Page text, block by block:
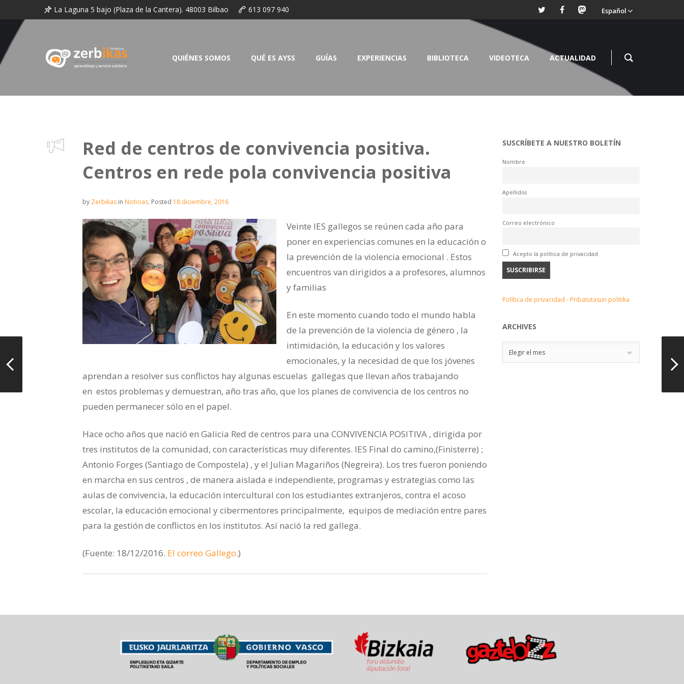
La Laguna 5 bajo (Plaza de la Cantera). 48003 Bilbao 613 097 940 Español
QUIÉNES SOMOS QUÉ ES AYSS GUÍAS EXPERIENCIAS BIBLIOTECA VIDEOTECA ACTUALIDAD
Red de centros de convivencia positiva.
Centros en rede pola convivencia positiva
by Zerbikas in Noticias. Posted 18 diciembre, 2016
Veinte IES gallegos se reúnen cada año para
poner en experiencias comunes en la educación o
la prevención de la violencia emocional . Estos
encuentros van dirigidos a a profesores, alumnos
y familias
En este momento cuando todo el mundo habla
de la prevención de la violencia de género , la
intimidación, la educación y los valores
emocionales, y la necesidad de que los jóvenes
aprendan a resolver sus conflictos hay algunas escuelas gallegas que llevan años trabajando
en estos problemas y demuestran, año tras año, que los planes de convivencia de los centros no
pueden permanecer sólo en el papel.
Hace ocho años que nació en Galicia Red de centros para una CONVIVENCIA POSITIVA , dirigida por
tres institutos de la comunidad, con características muy diferentes. IES Final do camino,(Finisterre) ;
Antonio Forges (Santiago de Compostela) , y el Julian Magariños (Negreira). Los tres fueron poniendo
en marcha en sus centros , de manera aislada e independiente, programas y estrategias como las
aulas de convivencia, la educación intercultural con los estudiantes extranjeros, contra el acoso
escolar, la educación emocional y cibermentores principalmente, equipos de mediación entre pares
para la gestión de conflictos en los institutos. Así nació la red gallega.
(Fuente: 18/12/2016. El correo Gallego.)
SUSCRÍBETE A NUESTRO BOLETÍN
Nombre
Apellidos
Correo electrónico
Acepto la política de privacidad
Política de privacidad - Pribatutasun politika
ARCHIVES
Elegir el mes